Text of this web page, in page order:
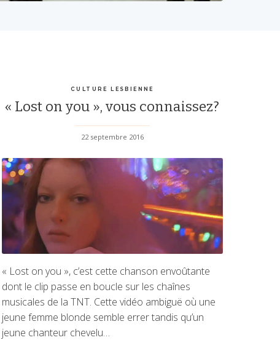
CULTURE LESBIENNE
« Lost on you », vous connaissez?
22 septembre 2016
« Lost on you », c’est cette chanson envoûtante
dont le clip passe en boucle sur les chaînes
musicales de la TNT. Cette vidéo ambiguë où une
jeune femme blonde semble errer tandis qu’un
jeune chanteur chevelu…